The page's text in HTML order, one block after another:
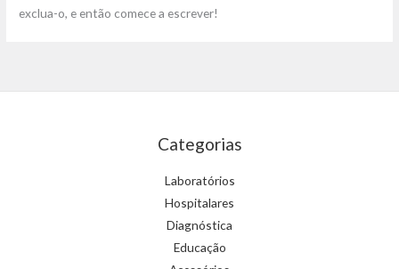
exclua-o, e então comece a escrever!
Categorias
Laboratórios
Hospitalares
Diagnóstica
Educação